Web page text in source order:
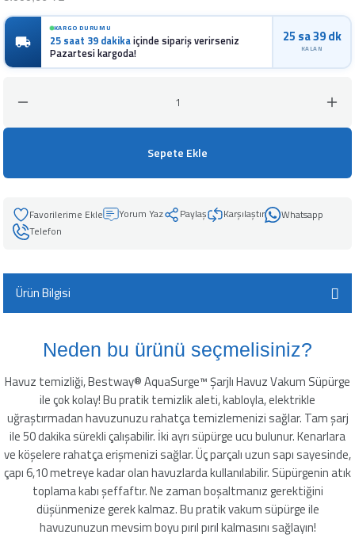
KARGO DURUMU
25 saat 39 dakikaiçinde sipariş verirseniz
Pazartesi kargoda!
25 sa 39 dk
KALAN
Sepete Ekle
Yorum Yaz Paylaş Karşılaştır
Whatsapp
Telefon
Ürün Bilgisi
Neden bu ürünü seçmelisiniz?
Havuz temizliği, Bestway® AquaSurge™ Şarjlı Havuz Vakum Süpürge
ile çok kolay! Bu pratik temizlik aleti, kabloyla, elektrikle
uğraştırmadan havuzunuzu rahatça temizlemenizi sağlar. Tam şarj
ile 50 dakika sürekli çalışabilir. İki ayrı süpürge ucu bulunur. Kenarlara
ve köşelere rahatça erişmenizi sağlar. Üç parçalı uzun sapı sayesinde,
çapı 6,10 metreye kadar olan havuzlarda kullanılabilir. Süpürgenin atık
toplama kabı şeffaftır. Ne zaman boşaltmanız gerektiğini
düşünmenize gerek kalmaz. Bu pratik vakum süpürge ile
havuzunuzun mevsim boyu pırıl pırıl kalmasını sağlayın!